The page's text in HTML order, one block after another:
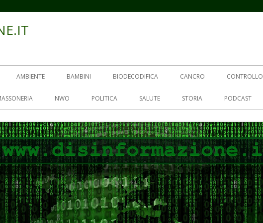
AMBIENTE BAMBINI BIODECODIFICA CANCRO CONTROLLO
NWO POLITICA SALUTE STORIA PODCAST